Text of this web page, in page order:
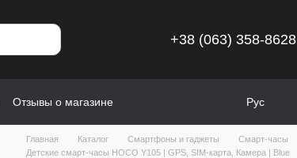
+38 (063) 358-8628
Отзывы о магазине Рус
Главная Каталог Смартфоны и гаджеты Смарт-часы
Детские смарт-часы HOCO Y105 | GPS, SIM-карта, Камера | Blue